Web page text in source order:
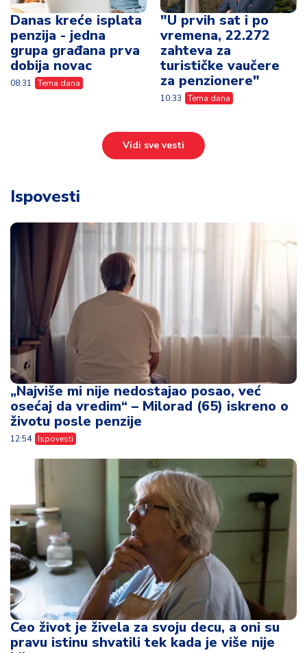
Danas kreće isplata
penzija - jedna
grupa građana prva
dobija novac
08:31 Tema dana
"U prvih sat i po
vremena, 22.272
zahteva za
turističke vaučere
za penzionere"
10:33 Tema dana
Vidi sve vesti
Ispovesti
„Najviše mi nije nedostajao posao, već
osećaj da vredim“ – Milorad (65) iskreno o
životu posle penzije
12:54 Ispovesti
Ceo život je živela za svoju decu, a oni su
pravu istinu shvatili tek kada je više nije